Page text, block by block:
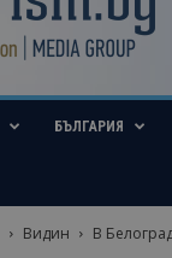
БЪЛГАРИЯ
Видин
В